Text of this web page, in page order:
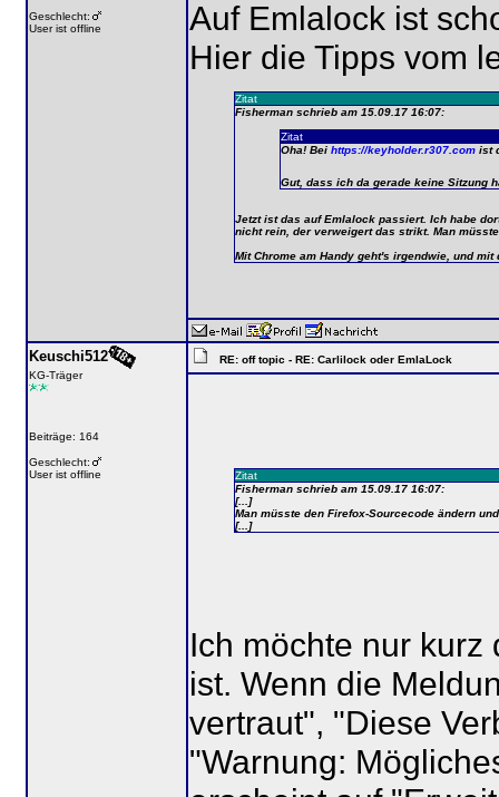
Geschlecht:
User ist offline
Auf Emlalock ist
Hier die Tipps vom
Zitat
Fisherman schrieb am 15.09.17 16:07:
Zitat
Oha! Bei https://keyholder.r307.com ist
Gut, dass ich da gerade keine Sitzung
Jetzt ist das auf Emlalock passiert. Ich habe
nicht rein, der verweigert das strikt. Man
Mit Chrome am Handy geht's irgendwie, und
Keuschi512
KG-Träger
Beiträge: 164
Geschlecht:
User ist offline
RE: off topic - RE: Carlilock oder EmlaLock
Zitat
Fisherman schrieb am 15.09.17 16:07:
[...]
Man müsste den Firefox-Sourcecode ändern
[...]
Ich möchte nur kurz
ist. Wenn die
vertraut", "Diese
"Warnung: